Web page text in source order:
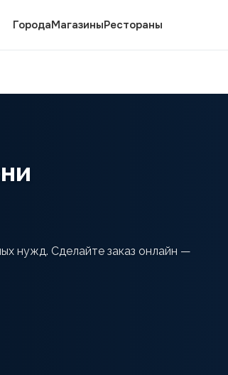
ГородаМагазиныРестораны
нужд. Сделайте заказ онлайн —